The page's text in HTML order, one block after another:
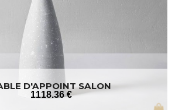
D'APPOINT SALON
1118.36 €